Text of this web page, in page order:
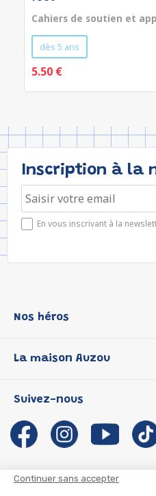
Continuer sans accepter
Cahiers de soutien et
dès 5 ans
5.50 €
Inscription à la
En vous inscrivant à la
Nos héros
P'tit Loup
Les Influenceuses
Migali
Petite Taupe
La maison Auzou
Notre histoire
Auzou s'engage
Auteurs et illustrateurs Auzou
Suivez-nous